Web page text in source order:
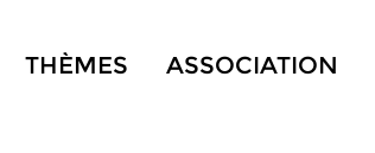
THÈMES ASSOCIATION